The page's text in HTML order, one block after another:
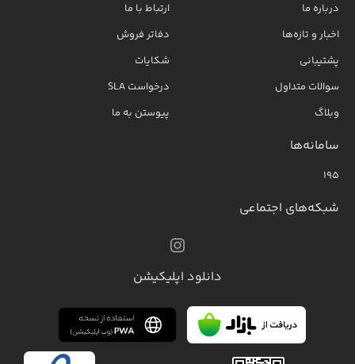
درباره ما
اخبار و تازه‌ها
پشتیبانی
سوالات متداول
وبلاگ
ارتباط با ما
دفاتر فروش
شکایات
درخواست SLA
پیوستن به ما
سامانه‌ها
۱۹۵
شبکه‌های اجتماعی
دانلود اپلیکیشن